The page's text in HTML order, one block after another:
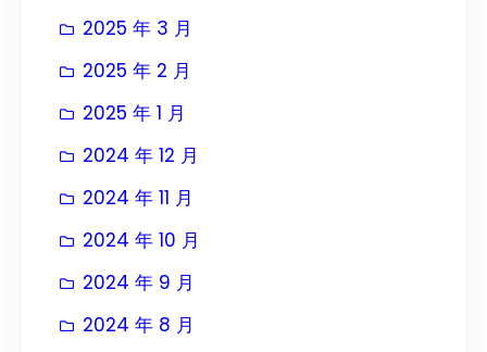
2025 年 3 月
2025 年 2 月
2025 年 1 月
2024 年 12 月
2024 年 11 月
2024 年 10 月
2024 年 9 月
2024 年 8 月